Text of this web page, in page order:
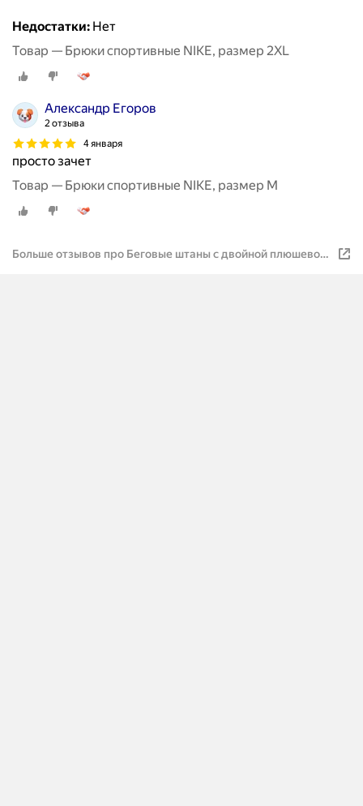
Недостатки: Нет
Товар — Брюки спортивные NIKE, размер 2XL
Александр Егоров
2 отзыва
4 января
просто зачет
Товар — Брюки спортивные NIKE, размер M
Больше отзывов про Беговые штаны с двойной плюшевой